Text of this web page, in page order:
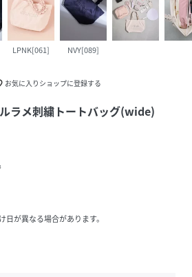
LPNK[061] NVY[089]
お気に入りショップに登録する
ラメ刺繍トートバッグ(wide)
が異なる場合があります。